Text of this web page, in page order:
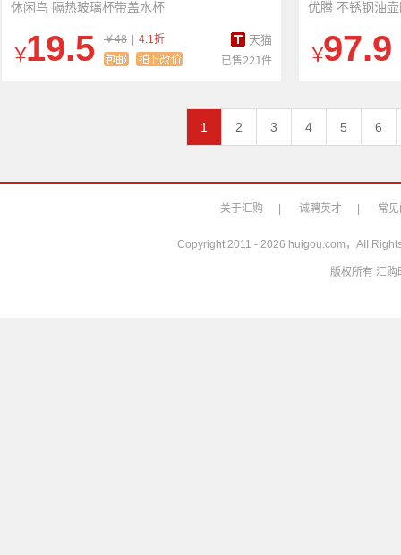
休闲鸟 隔热玻璃杯带盖水杯
￥19.5 天猫
￥48
4.1折
已售221件
优腾 不锈钢油
￥97.9
1 2 3 4 5 6
关于汇购 诚聘英才 常
Copyright 2011 - 2026 huigou.com，AII
版权所有 汇购